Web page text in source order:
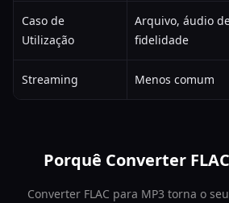
Caso de
Utilização
Arquivo, áudio
fidelidade
Streaming Menos comum
Porquê Converter
Converter FLAC para MP3 torna o